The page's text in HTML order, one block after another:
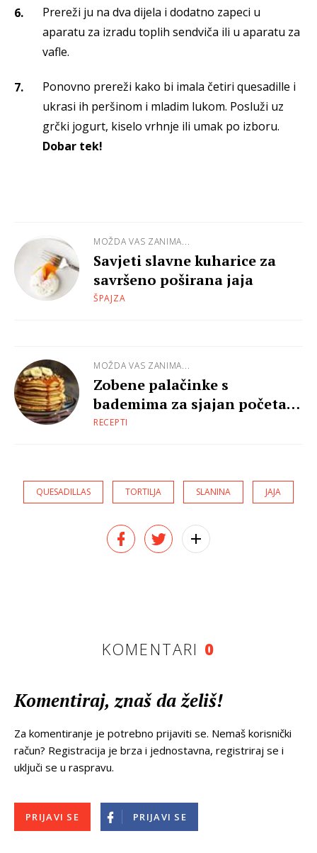
Prereži ju na dva dijela i dodatno zapeci u
aparatu za izradu toplih sendviča ili u aparatu za
vafle.
Ponovno prereži kako bi imala četiri quesadille i
ukrasi ih peršinom i mladim lukom. Posluži uz
grčki jogurt, kiselo vrhnje ili umak po izboru.
Dobar tek!
MOŽDA VAS ZANIMA...
Savjeti slavne kuharice za
savršeno poširana jaja
ŠPAJZA
MOŽDA VAS ZANIMA...
Zobene palačinke s
bademima za sjajan početak
dana
RECEPTI
QUESADILLAS TORTILJA SLANINA JAJA
KOMENTARI 0
Komentiraj, znaš da želiš!
Za komentiranje je potrebno prijaviti se. Nemaš korisnički
račun? Registracija je brza i jednostavna, registriraj se i
uključi se u raspravu.
PRIJAVI SE PRIJAVI SE